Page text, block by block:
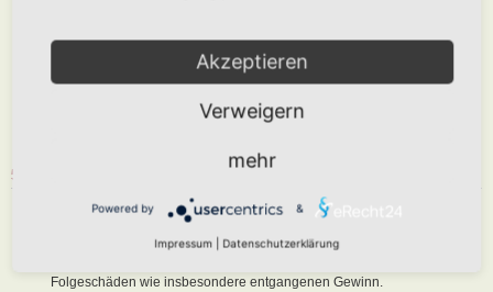
www.phpbb.com
Informationen werden durch die deutschsprachige Community unter
www.phpbb.dezur Verfügung gestellt. Beide haben keinen Einfluss auf
die Art und Weise, wie die Software verwendet wird. Sie können
insbesondere die Verwendung der Software für bestimmte Zwecke nicht
5. GEWÄHRLEISTUNG
Der Betreiber haftet mit Ausnahme der Verletzung von Leben, Körper
und Gesundheit und der Verletzung wesentlicher Vertragspflichten
(Kardinalpflichten) nur für Schäden, die auf ein vorsätzliches oder grob
Folgeschäden wie insbesondere entgangenen Gewinn.
Akzeptieren
Verweigern
mehr
Powered by &
Impressum Datenschutzerklärung